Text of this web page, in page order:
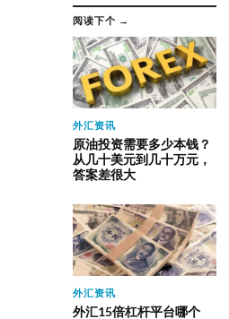
阅读下个 →
外汇资讯
原油投资需要多少本钱？
从几十美元到几十万元，
答案差很大
外汇资讯
外汇15倍杠杆平台哪个